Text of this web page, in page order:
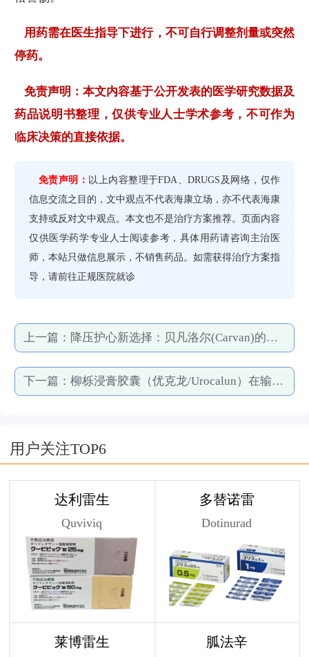
用药需在医生指导下进行，不可自行调整剂量或突然
停药。
免责声明：本文内容基于公开发表的医学研究数据及
药品说明书整理，仅供专业人士学术参考，不可作为
临床决策的直接依据。
免责声明： 以上内容整理于FDA、DRUGS及网络，仅作
信息交流之目的，文中观点不代表海康立场，亦不代表海康
支持或反对文中观点。本文也不是治疗方案推荐。页面内容
仅供医学药学专业人士阅读参考，具体用药请咨询主治医
师，本站只做信息展示，不销售药品。如需获得治疗方案指
导，请前往正规医院就诊
上一篇： 降压护心新选择：贝凡洛尔(Carvan)的完整用药指南（不良反应、禁忌与联合用药）
下一篇： 柳栎浸膏胶囊（优克龙/‌Urocalun‌）在输尿管结石治疗中的应用分析
用户关注TOP6
达利雷生
Quviviq
多替诺雷
Dotinurad
莱博雷生 胍法辛